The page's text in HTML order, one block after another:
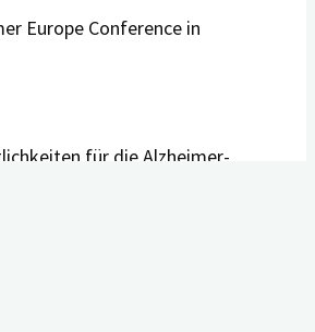
Europe Conference in
für die Alzheimer-